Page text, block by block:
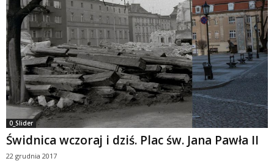
0_Slider
Świdnica wczoraj i dziś. Plac św. Jana Pawła II
22 grudnia 2017